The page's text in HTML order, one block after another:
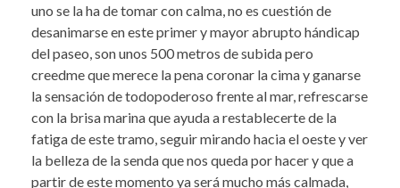
uno se la ha de tomar con calma, no es cuestión de
desanimarse en este primer y mayor abrupto hándicap
del paseo, son unos 500 metros de subida pero
creedme que merece la pena coronar la cima y ganarse
la sensación de todopoderoso frente al mar, refrescarse
con la brisa marina que ayuda a restablecerte de la
fatiga de este tramo, seguir mirando hacia el oeste y ver
la belleza de la senda que nos queda por hacer y que a
partir de este momento ya será mucho más calmada,